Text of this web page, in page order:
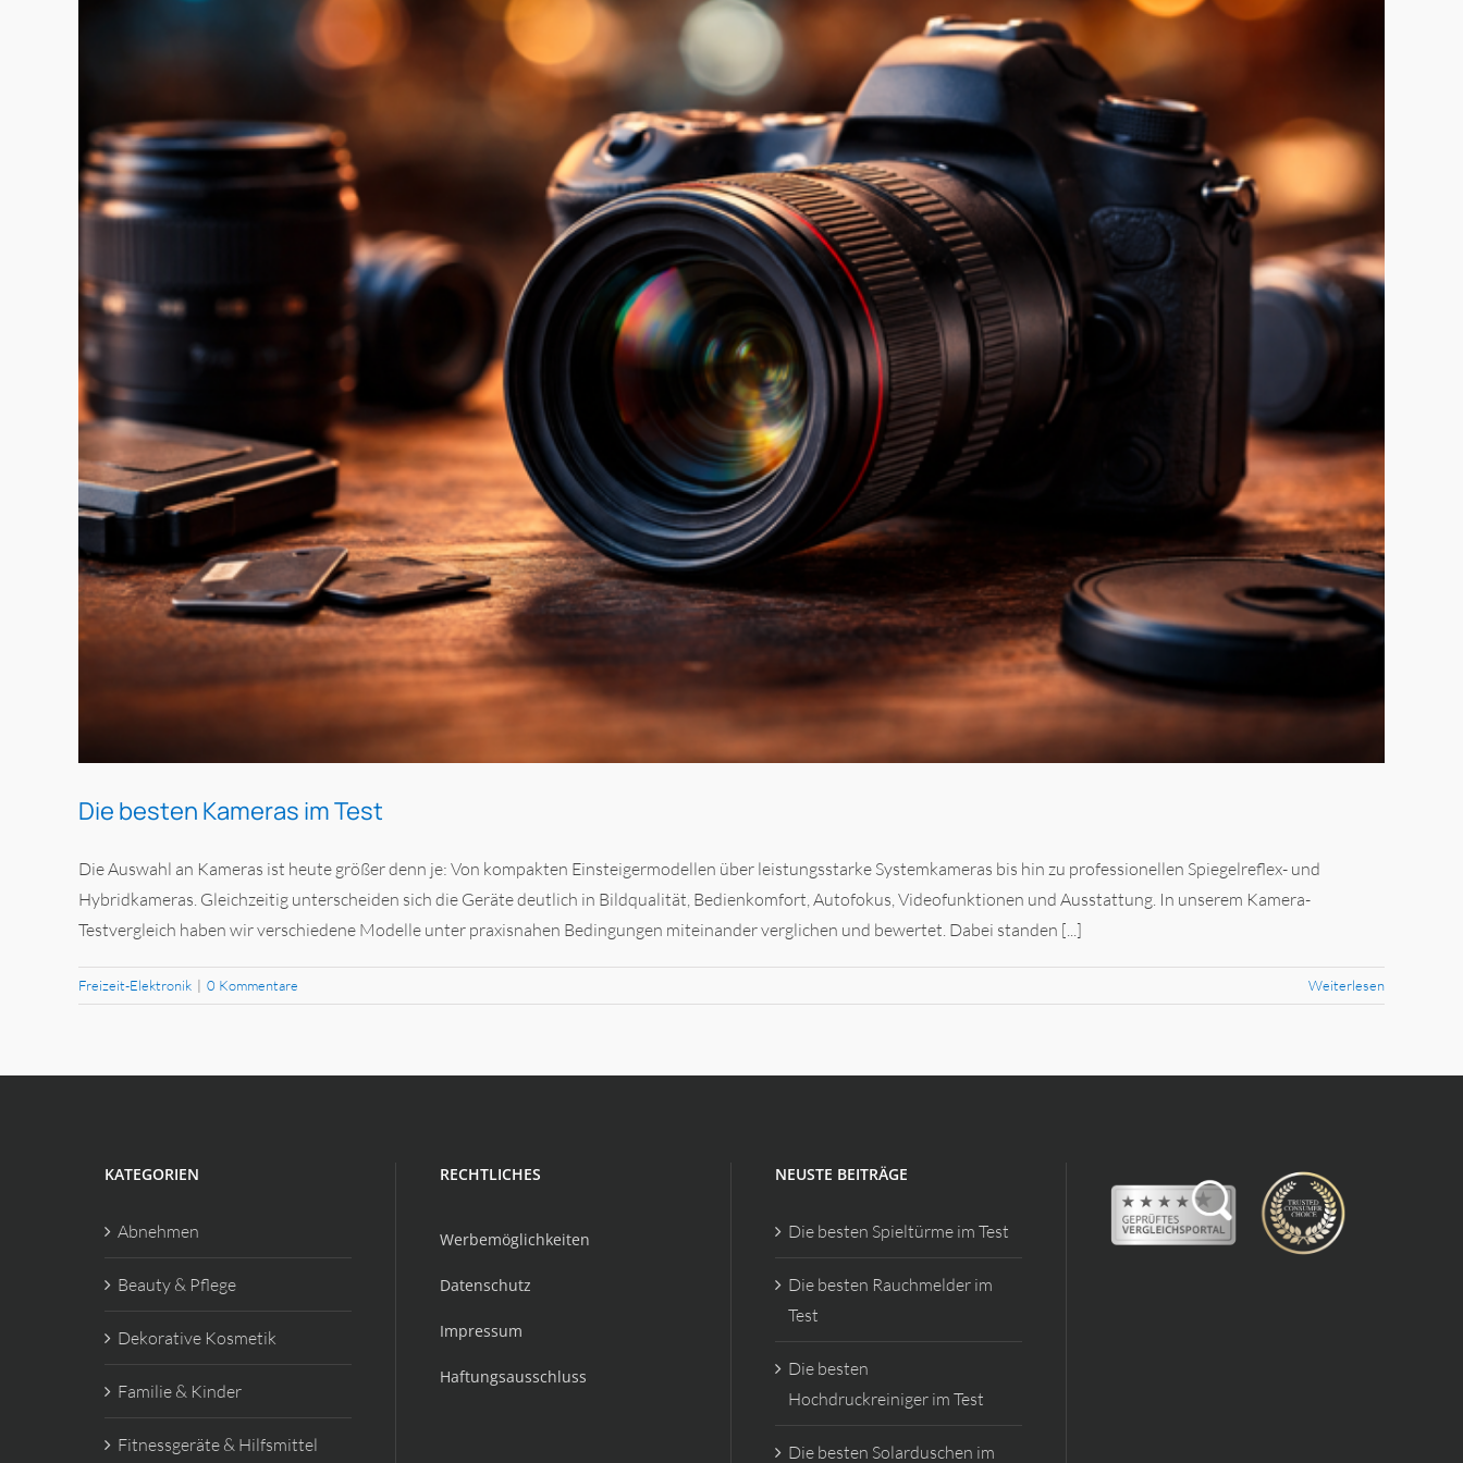
Die besten Kameras im Test
Die Auswahl an Kameras ist heute größer denn je: Von kompakten Einsteiger­modellen über leistungsstarke Systemkameras bis hin zu professionellen Spiegelreflex- und
Hybridkameras. Gleichzeitig unterscheiden sich die Geräte deutlich in Bildqualität, Bedienkomfort, Autofokus, Video­funktionen und Ausstattung. In unserem Kamera-
Testvergleich haben wir verschiedene Modelle unter praxisnahen Bedingungen miteinander verglichen und bewertet. Dabei standen [...]
Freizeit-Elektronik | 0 Kommentare Weiterlesen
KATEGORIEN
Abnehmen
Beauty & Pflege
Dekorative Kosmetik
Familie & Kinder
Fitnessgeräte & Hilfsmittel
RECHTLICHES
Werbemöglichkeiten
Datenschutz
Impressum
Haftungsausschluss
NEUSTE BEITRÄGE
Die besten Spieltürme im Test
Die besten Rauchmelder im
Test
Die besten
Hochdruckreiniger im Test
Die besten Solarduschen im